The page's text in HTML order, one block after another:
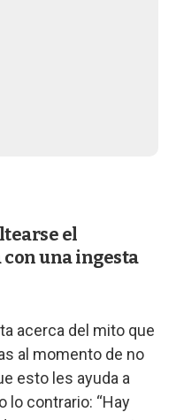
el
una ingesta
acerca del mito que
al momento de no
esto les ayuda a
lo contrario: “Hay